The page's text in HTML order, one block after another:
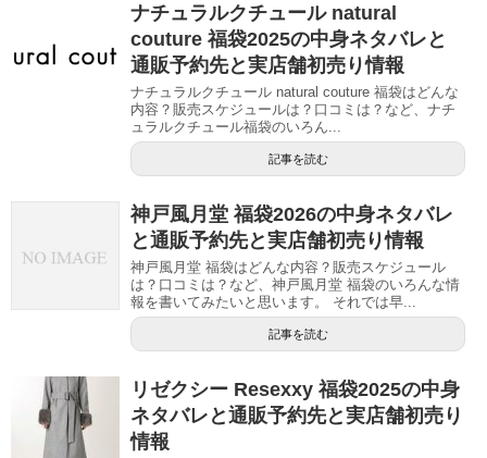
ナチュラルクチュール natural
couture 福袋2025の中身ネタバレと
通販予約先と実店舗初売り情報
ナチュラルクチュール natural couture 福袋はどんな
内容？販売スケジュールは？口コミは？など、ナチ
ュラルクチュール福袋のいろん...
記事を読む
神戸風月堂 福袋2026の中身ネタバレ
と通販予約先と実店舗初売り情報
神戸風月堂 福袋はどんな内容？販売スケジュール
は？口コミは？など、神戸風月堂 福袋のいろんな情
報を書いてみたいと思います。 それでは早...
記事を読む
リゼクシー Resexxy 福袋2025の中身
ネタバレと通販予約先と実店舗初売り
情報